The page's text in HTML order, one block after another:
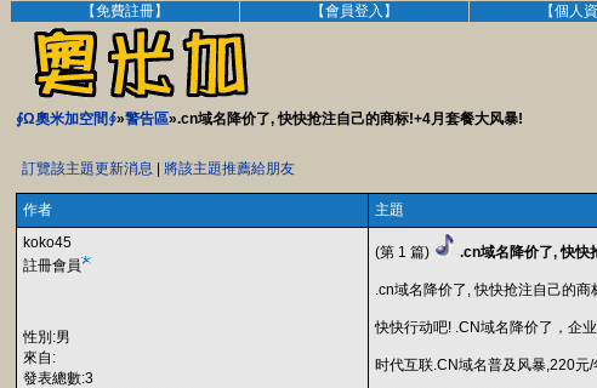
【免費註冊】 【會員登入】 【個人
∮Ω奧米加空間∮»警告區».cn域名降价了, 快快抢注自己的商标!+4月套餐大风暴!
訂覽該主題更新消息 將該主題推薦給朋友
作者
主題
koko45
註冊會員
性別:男
來自:
發表總數:3
(第 1 篇) .cn域名降价了, 快快
.cn域名降价了, 快快抢注自己的商
快快行动吧! .CN域名降价了，企
时代互联.CN域名普及风暴,220元